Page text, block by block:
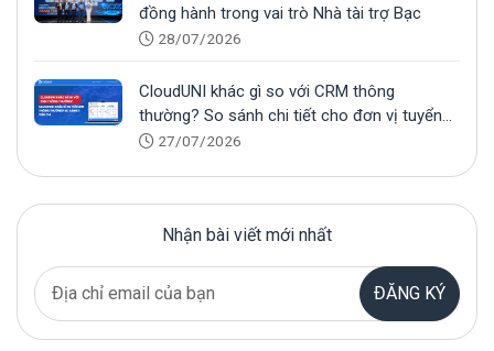
đồng hành trong vai trò Nhà tài trợ Bạc
28/07/2026
CloudUNI khác gì so với CRM thông
thường? So sánh chi tiết cho đơn vị tuyển
sinh27/07/2026
Nhận bài viết mới nhất
ĐĂNG KÝ